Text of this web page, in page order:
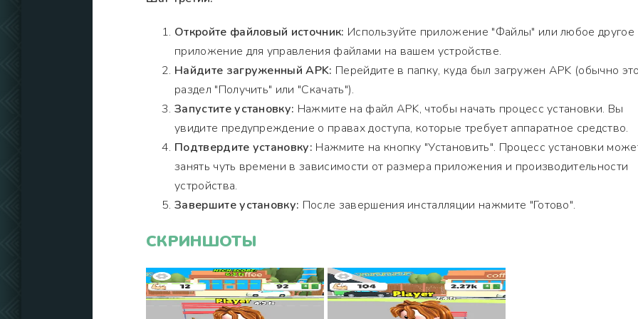
Откройте файловый источник: Используйте приложение "Файлы" или любое другое
приложение для управления файлами на вашем устройстве.
Найдите загруженный APK: Перейдите в папку, куда был загружен APK (обычно
раздел "Получить" или "Скачать").
Запустите установку: Нажмите на файл APK, чтобы начать процесс установки. Вы
увидите предупреждение о правах доступа, которые требует аппаратное средство.
Подтвердите установку: Нажмите на кнопку "Установить". Процесс установки
занять чуть времени в зависимости от размера приложения и производительности
устройства.
Завершите установку: После завершения инсталляции нажмите "Готово".
СКРИНШОТЫ